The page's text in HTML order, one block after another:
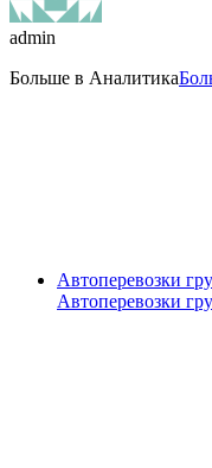
admin
Больше в Аналитика
Автоперевозки
Автоперевозки